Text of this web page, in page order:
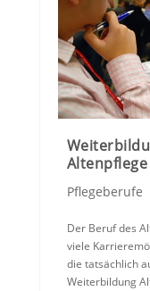
Altenpflege
Pflegeberufe
Der Beruf des
viele
die tatsächlich
Weiterbildung